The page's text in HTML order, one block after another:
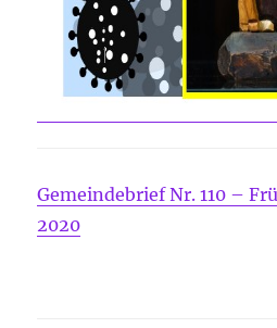
Gemeindebrief Nr. 110 –
2020